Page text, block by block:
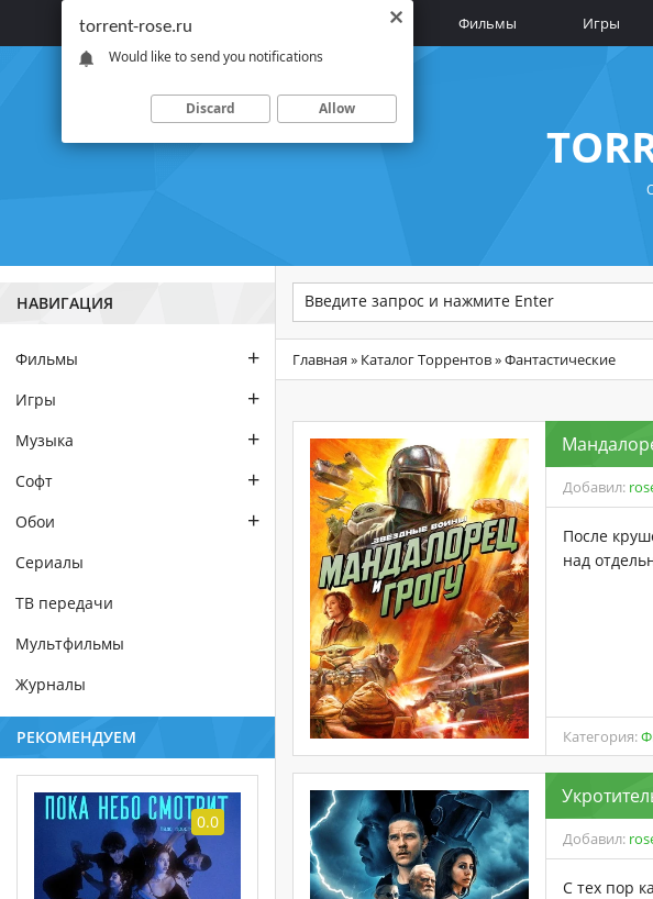
Главная Фильмы Игры
НАВИГАЦИЯ
Фильмы +
Игры +
Музыка +
Софт +
Обои +
Сериалы
ТВ передачи
Мультфильмы
Журналы
РЕКОМЕНДУЕМ
0.0
Главная » Каталог Торрентов» Фантастические
Добавил:
После
над
Категория:
Добавил:
С тех пор
torrent-rose.ru
Would like to send you notifications
Discard Allow